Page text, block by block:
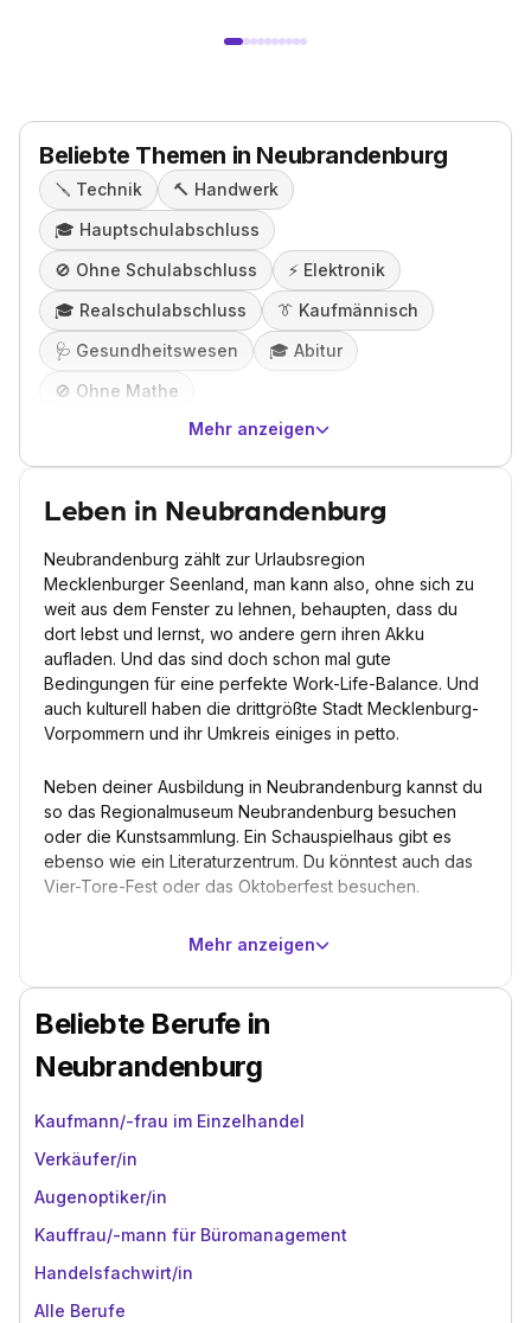
Beliebte Themen in Neubrandenburg
🪛 Technik 🔨 Handwerk
🎓️ Hauptschulabschluss
🚫 Ohne Schulabschluss ⚡️ Elektronik
🎓️ Realschulabschluss 👔 Kaufmännisch
🩺 Gesundheitswesen 🎓️ Abitur
🚫 Ohne Mathe
Mehr anzeigen
Leben in Neubrandenburg
Neubrandenburg zählt zur Urlaubsregion
Mecklenburger Seenland, man kann also, ohne sich zu
weit aus dem Fenster zu lehnen, behaupten, dass du
dort lebst und lernst, wo andere gern ihren Akku
aufladen. Und das sind doch schon mal gute
Bedingungen für eine perfekte Work-Life-Balance. Und
auch kulturell haben die drittgrößte Stadt Mecklenburg-
Vorpommern und ihr Umkreis einiges in petto.
Neben deiner Ausbildung in Neubrandenburg kannst du
so das Regionalmuseum Neubrandenburg besuchen
oder die Kunstsammlung. Ein Schauspielhaus gibt es
ebenso wie ein Literaturzentrum. Du könntest auch das
Vier-Tore-Fest oder das Oktoberfest besuchen.
Mehr anzeigen
Beliebte Berufe in
Neubrandenburg
Kaufmann/-frau im Einzelhandel
Verkäufer/in
Augenoptiker/in
Kauffrau/-mann für Büromanagement
Handelsfachwirt/in
Alle Berufe